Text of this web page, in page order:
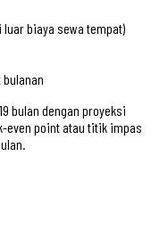
luar biaya sewa tempat)
bulan dengan proyeksi
even point atau titik impas